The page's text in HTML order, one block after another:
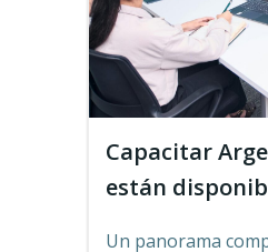
Capacitar
están
Un panorama